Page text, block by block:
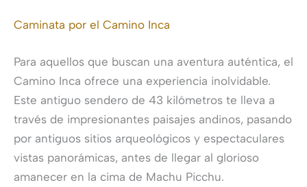
Caminata por el Camino Inca
Para aquellos que buscan una aventura auténtica, el
Camino Inca ofrece una experiencia inolvidable.
Este antiguo sendero de 43 kilómetros te lleva a
través de impresionantes paisajes andinos, pasando
por antiguos sitios arqueológicos y espectaculares
vistas panorámicas, antes de llegar al glorioso
amanecer en la cima de Machu Picchu.